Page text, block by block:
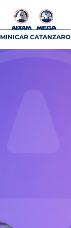
MINICAR CATANZARO